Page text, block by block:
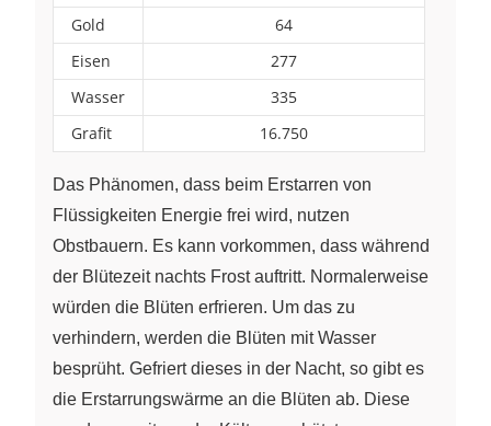
Gold
64
Eisen
277
Wasser
335
Grafit
16.750
Das Phänomen, dass beim Erstarren von
Flüssigkeiten Energie frei wird, nutzen
Obstbauern. Es kann vorkommen, dass während
der Blütezeit nachts Frost auftritt. Normalerweise
würden die Blüten erfrieren. Um das zu
verhindern, werden die Blüten mit Wasser
besprüht. Gefriert dieses in der Nacht, so gibt es
die Erstarrungswärme an die Blüten ab. Diese